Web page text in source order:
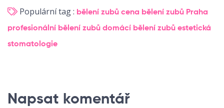
Populární tag : bělení zubů cena bělení zubů Praha
profesionální bělení zubů domácí bělení zubů estetická
stomatologie
Napsat komentář